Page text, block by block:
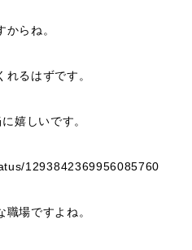
らね。
るはずです。
嬉しいです。
1293842369956085760
場ですよね。